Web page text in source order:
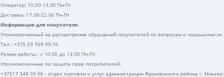
Оператор: 10.00-13.00 Пн-Пт
Доставка: 17.00-22.00 Пн-Пт
Информация для покупателя:
Уполномоченный на рассмотрение обращений покупателей по вопросам о нарушении
Тел.: +375 29 769-99-76.
Режим работы : с 10.00 до 13.00 Пн-Пт.
Уполномоченные по защите прав потребителей:
+37517 348 39 06 - отдел торговли и услуг администрации Фрунзенского района г. Минска;